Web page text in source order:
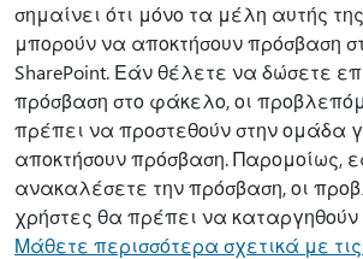
σημαίνει ότι μόνο τα μέλη αυτής
μπορούν να αποκτήσουν πρόσβαση
SharePoint. Εάν θέλετε να δώσετε
πρόσβαση στο φάκελο, οι
πρέπει να προστεθούν στην ομάδα
αποκτήσουν πρόσβαση. Παρομοίως,
ανακαλέσετε την πρόσβαση, οι
χρήστες θα πρέπει να
Μάθετε περισσότερα σχετικά με